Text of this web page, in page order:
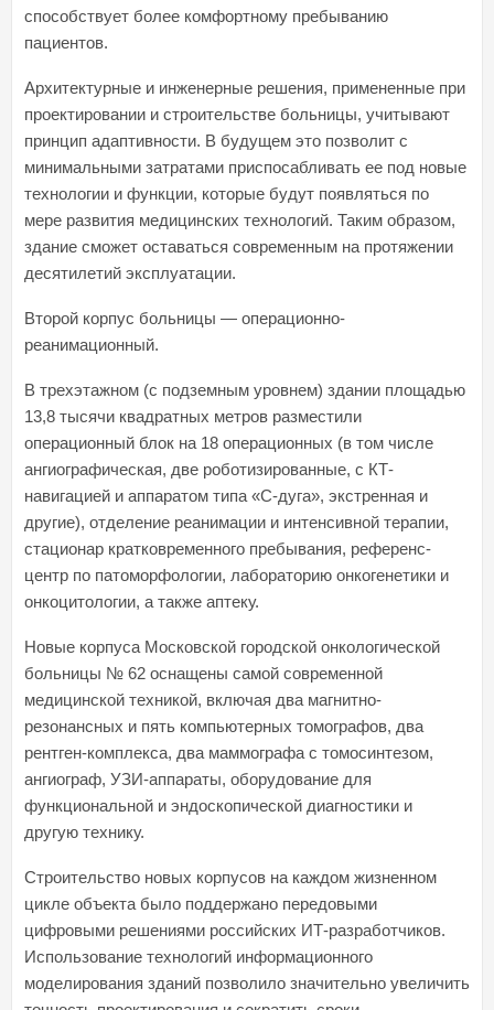
способствует более комфортному пребыванию
пациентов.
Архитектурные и инженерные решения, примененные при
проектировании и строительстве больницы, учитывают
принцип адаптивности. В будущем это позволит с
минимальными затратами приспосабливать ее под новые
технологии и функции, которые будут появляться по
мере развития медицинских технологий. Таким образом,
здание сможет оставаться современным на протяжении
десятилетий эксплуатации.
Второй корпус больницы — операционно-
реанимационный.
В трехэтажном (с подземным уровнем) здании площадью
13,8 тысячи квадратных метров разместили
операционный блок на 18 операционных (в том числе
ангиографическая, две роботизированные, с КТ-
навигацией и аппаратом типа «С-дуга», экстренная и
другие), отделение реанимации и интенсивной терапии,
стационар кратковременного пребывания, референс-
центр по патоморфологии, лабораторию онкогенетики и
онкоцитологии, а также аптеку.
Новые корпуса Московской городской онкологической
больницы № 62 оснащены самой современной
медицинской техникой, включая два магнитно-
резонансных и пять компьютерных томографов, два
рентген-комплекса, два маммографа с томосинтезом,
ангиограф, УЗИ-аппараты, оборудование для
функциональной и эндоскопической диагностики и
другую технику.
Строительство новых корпусов на каждом жизненном
цикле объекта было поддержано передовыми
цифровыми решениями российских ИТ-разработчиков.
Использование технологий информационного
моделирования зданий позволило значительно увеличить